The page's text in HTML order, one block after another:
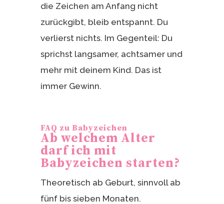
die Zeichen am Anfang nicht
zurückgibt, bleib entspannt. Du
verlierst nichts. Im Gegenteil: Du
sprichst langsamer, achtsamer und
mehr mit deinem Kind. Das ist
immer Gewinn.
FAQ zu Babyzeichen
Ab welchem Alter
darf ich mit
Babyzeichen starten?
Theoretisch ab Geburt, sinnvoll ab
fünf bis sieben Monaten.